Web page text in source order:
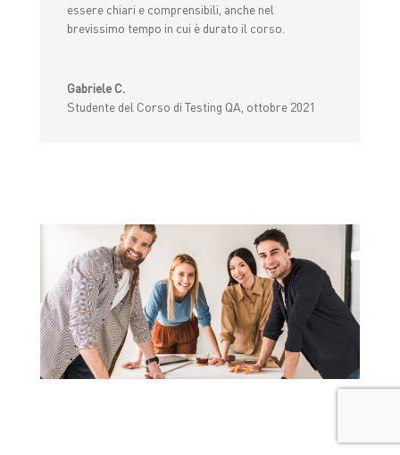
essere chiari e comprensibili, anche nel
brevissimo tempo in cui è durato il corso.
Gabriele C.
Studente del Corso di Testing QA, ottobre 2021